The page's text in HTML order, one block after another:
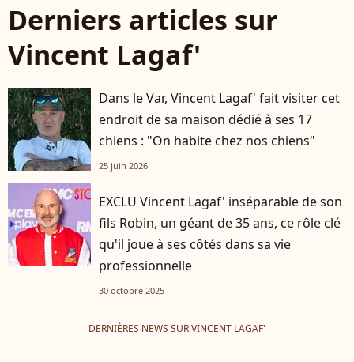
Derniers articles sur
Vincent Lagaf'
Dans le Var, Vincent Lagaf' fait visiter cet
endroit de sa maison dédié à ses 17
chiens : "On habite chez nos chiens"
25 juin 2026
EXCLU Vincent Lagaf' inséparable de son
fils Robin, un géant de 35 ans, ce rôle clé
qu'il joue à ses côtés dans sa vie
professionnelle
30 octobre 2025
DERNIÈRES NEWS SUR VINCENT LAGAF'